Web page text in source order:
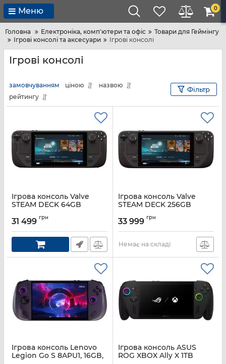
Меню 0
Головна Електроніка, комп'ютери та офіс
Товари для Геймінгу
Ігрові консолі та аксесуари
Ігрові консолі
Ігрові консолі
замовчуванням ціною
назвою
рейтингу
Фільтр
Ігрова консоль Valve
STEAM DECK 64GB
Артикул: 1010_64CR
31 499 грн
Ігрова консоль Valve
STEAM DECK 256GB
Артикул: 1010_256N
33 999 грн
Немає на складі
Ігрова консоль Lenovo
Legion Go S 8APU1, 16GB,
Ігрова консоль ASUS
ROG XBOX Ally X 1TB